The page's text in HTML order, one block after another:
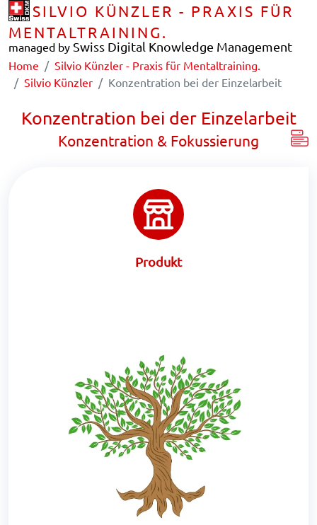
SILVIO KÜNZLER - PRAXIS FÜR
MENTALTRAINING.
managed by Swiss Digital Knowledge Management
Home
Silvio Künzler - Praxis für Mentaltraining.
Silvio Künzler
Konzentration bei der Einzelarbeit
Konzentration bei der Einzelarbeit
Konzentration & Fokussierung
Produkt